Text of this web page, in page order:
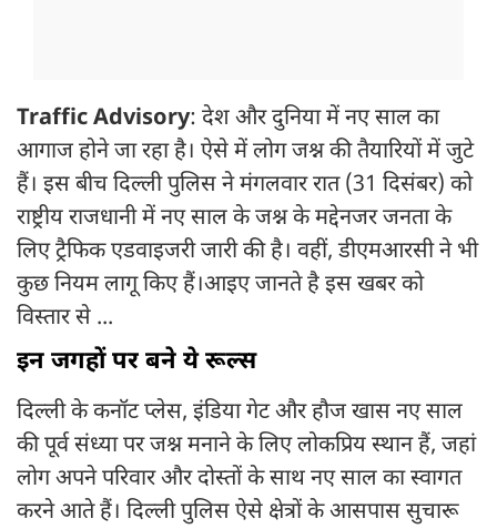
Traffic Advisory: देश और दुनिया में नए साल का
आगाज होने जा रहा है। ऐसे में लोग जश्न की तैयारियों में जुटे
हैं। इस बीच दिल्ली पुलिस ने मंगलवार रात (31 दिसंबर) को
राष्ट्रीय राजधानी में नए साल के जश्न के मद्देनजर जनता के
लिए ट्रैफिक एडवाइजरी जारी की है। वहीं, डीएमआरसी ने भी
कुछ नियम लागू किए हैं।आइए जानते है इस खबर को
विस्तार से ...
इन जगहों पर बने ये रूल्स
दिल्ली के कनॉट प्लेस, इंडिया गेट और हौज खास नए साल
की पूर्व संध्या पर जश्न मनाने के लिए लोकप्रिय स्थान हैं, जहां
लोग अपने परिवार और दोस्तों के साथ नए साल का स्वागत
करने आते हैं। दिल्ली पुलिस ऐसे क्षेत्रों के आसपास सुचारू